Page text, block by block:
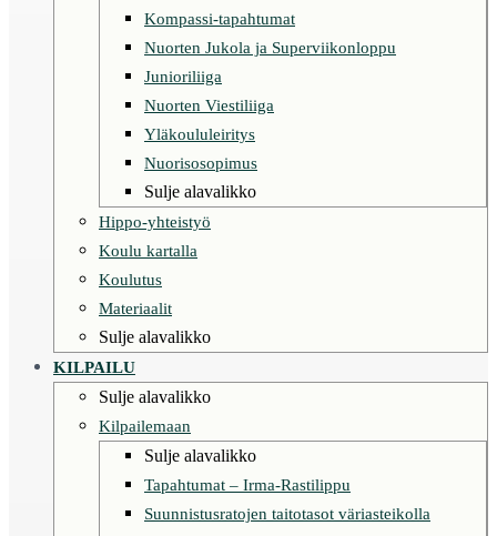
Kompassi-tapahtumat
Nuorten Jukola ja Superviikonloppu
Junioriliiga
Nuorten Viestiliiga
Yläkoululeiritys
Nuorisosopimus
Sulje alavalikko
Hippo-yhteistyö
Koulu kartalla
Koulutus
Materiaalit
Sulje alavalikko
KILPAILU
Sulje alavalikko
Kilpailemaan
Sulje alavalikko
Tapahtumat – Irma-Rastilippu
Suunnistusratojen taitotasot väriasteikolla